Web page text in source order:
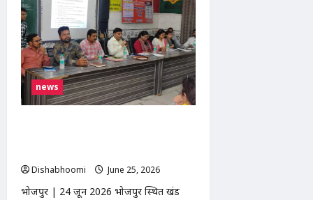
स्टैंड
के
पास
तीन
दिनों
से
खड़ी
संदिग्ध
काली
थार,
स्थानीय
news
Dishabhoomi
June 25, 2026
भोजपुर | 24 जून 2026 भोजपुर स्थित खंड